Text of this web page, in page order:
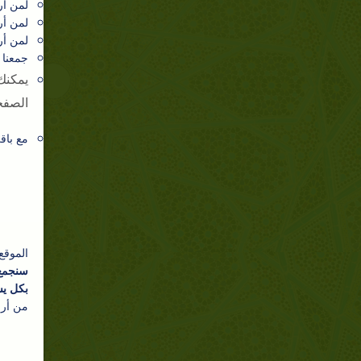
لمن
لمن
لمن
مع
بكل
من